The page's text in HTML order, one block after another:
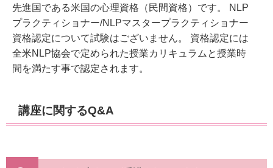
先進国である米国の心理資格（民間資格）です。 NLP
プラクティショナー/NLPマスタープラクティショナー
資格認定について試験はございません。 資格認定には
全米NLP協会で定められた授業カリキュラムと授業時
間を満たす事で認定されます。
講座に関するQ&A